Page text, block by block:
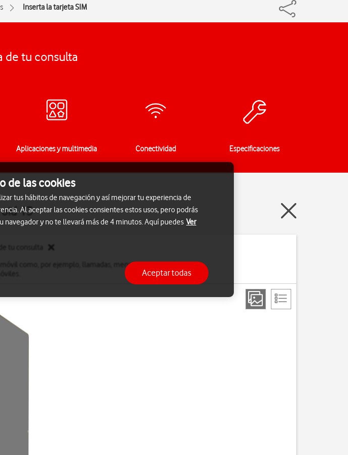
Inserta la tarjeta SIM
de tu consulta
Aplicaciones y multimedia Conectividad Especificaciones
13
como, por ejemplo, llamadas, mensajes cortos y datos
de las cookies
tus hábitos de navegación y así mejorar tu experiencia de
Al aceptar las cookies consientes estos usos, pero podrás
y no te llevará más de 4 minutos. Aquí puedes Ver
Aceptar todas